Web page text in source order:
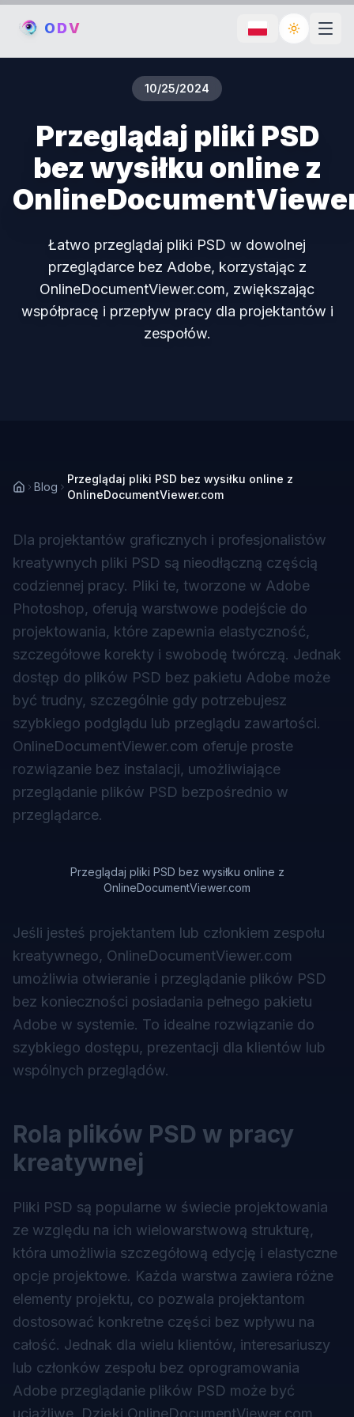
ODV Toggle
10/25/2024
Przeglądaj pliki PSD
bez wysiłku online z
Łatwo przeglądaj pliki PSD w dowolnej
przeglądarce bez Adobe, korzystając z
OnlineDocumentViewer.com, zwiększając
współpracę i przepływ pracy dla projektantów i
zespołów.
Blog
Przeglądaj pliki PSD bez wysiłku online z
OnlineDocumentViewer.com
Dla projektantów graficznych i profesjonalistów
kreatywnych pliki PSD są nieodłączną częścią
codziennej pracy. Pliki te, tworzone w Adobe
Photoshop, oferują warstwowe podejście do
projektowania, które zapewnia elastyczność,
szczegółowe korekty i swobodę twórczą. Jednak
dostęp do plików PSD bez pakietu Adobe może
być trudny, szczególnie gdy potrzebujesz
szybkiego podglądu lub przeglądu zawartości.
OnlineDocumentViewer.com oferuje proste
rozwiązanie bez instalacji, umożliwiające
przeglądanie plików PSD bezpośrednio w
przeglądarce.
Przeglądaj pliki PSD bez wysiłku online z
OnlineDocumentViewer.com
Jeśli jesteś projektantem lub członkiem zespołu
kreatywnego, OnlineDocumentViewer.com
umożliwia otwieranie i przeglądanie plików PSD
bez konieczności posiadania pełnego pakietu
Adobe w systemie. To idealne rozwiązanie do
szybkiego dostępu, prezentacji dla klientów lub
wspólnych przeglądów.
Rola plików PSD w pracy
kreatywnej
Pliki PSD są popularne w świecie projektowania
ze względu na ich wielowarstwową strukturę,
która umożliwia szczegółową edycję i elastyczne
opcje projektowe. Każda warstwa zawiera różne
elementy projektu, co pozwala projektantom
dostosować konkretne części bez wpływu na
całość. Jednak dla wielu klientów, interesariuszy
lub członków zespołu bez oprogramowania
Adobe przeglądanie plików PSD może być
uciążliwe. Dzięki OnlineDocumentViewer.com